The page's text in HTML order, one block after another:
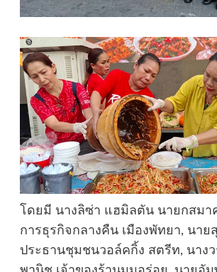
โดยมี นางลิซ่า แฮมิลตัน นายกสมา
การธุรกิจกลางคืน เมืองพัทยา, นาย
ประธานชุมชนวอล์คกิ้ง สตรีท, นาง